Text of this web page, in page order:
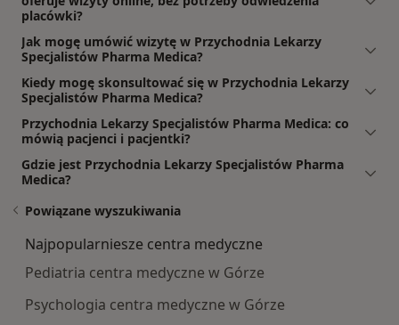
placówki?
Jak mogę umówić wizytę w Przychodnia Lekarzy
Specjalistów Pharma Medica?
Kiedy mogę skonsultować się w Przychodnia Lekarzy
Specjalistów Pharma Medica?
Przychodnia Lekarzy Specjalistów Pharma Medica: co
mówią pacjenci i pacjentki?
Gdzie jest Przychodnia Lekarzy Specjalistów Pharma
Medica?
Powiązane wyszukiwania
Najpopularniesze centra medyczne
Pediatria centra medyczne w Górze
Psychologia centra medyczne w Górze